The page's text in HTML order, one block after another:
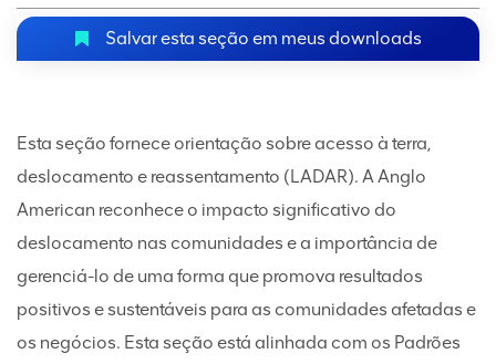
Salvar esta seção em meus downloads
Esta seção fornece orientação sobre acesso à terra,
deslocamento e reassentamento (LADAR). A Anglo
American reconhece o impacto significativo do
deslocamento nas comunidades e a importância de
gerenciá-lo de uma forma que promova resultados
positivos e sustentáveis para as comunidades afetadas e
os negócios. Esta seção está alinhada com os Padrões